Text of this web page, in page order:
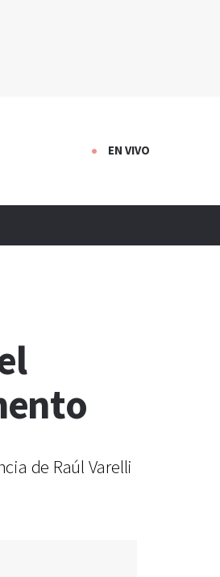
EN VIVO
de Raúl Varelli